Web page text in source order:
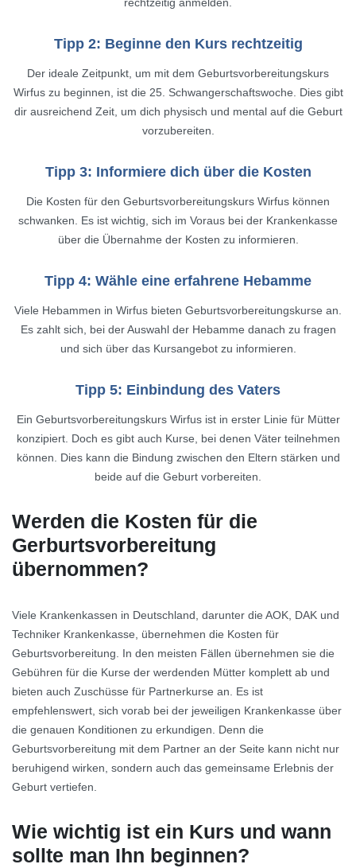
rechtzeitig anmelden.
Tipp 2: Beginne den Kurs rechtzeitig
Der ideale Zeitpunkt, um mit dem Geburtsvorbereitungskurs
Wirfus zu beginnen, ist die 25. Schwangerschaftswoche. Dies gibt
dir ausreichend Zeit, um dich physisch und mental auf die Geburt
vorzubereiten.
Tipp 3: Informiere dich über die Kosten
Die Kosten für den Geburtsvorbereitungskurs Wirfus können
schwanken. Es ist wichtig, sich im Voraus bei der Krankenkasse
über die Übernahme der Kosten zu informieren.
Tipp 4: Wähle eine erfahrene Hebamme
Viele Hebammen in Wirfus bieten Geburtsvorbereitungskurse an.
Es zahlt sich, bei der Auswahl der Hebamme danach zu fragen
und sich über das Kursangebot zu informieren.
Tipp 5: Einbindung des Vaters
Ein Geburtsvorbereitungskurs Wirfus ist in erster Linie für Mütter
konzipiert. Doch es gibt auch Kurse, bei denen Väter teilnehmen
können. Dies kann die Bindung zwischen den Eltern stärken und
beide auf die Geburt vorbereiten.
Werden die Kosten für die
Gerburtsvorbereitung
übernommen?
Viele Krankenkassen in Deutschland, darunter die AOK, DAK und
Techniker Krankenkasse, übernehmen die Kosten für
Geburtsvorbereitung. In den meisten Fällen übernehmen sie die
Gebühren für die Kurse der werdenden Mütter komplett ab und
bieten auch Zuschüsse für Partnerkurse an. Es ist
empfehlenswert, sich vorab bei der jeweiligen Krankenkasse über
die genauen Konditionen zu erkundigen. Denn die
Geburtsvorbereitung mit dem Partner an der Seite kann nicht nur
beruhigend wirken, sondern auch das gemeinsame Erlebnis der
Geburt vertiefen.
Wie wichtig ist ein Kurs und wann
sollte man Ihn beginnen?